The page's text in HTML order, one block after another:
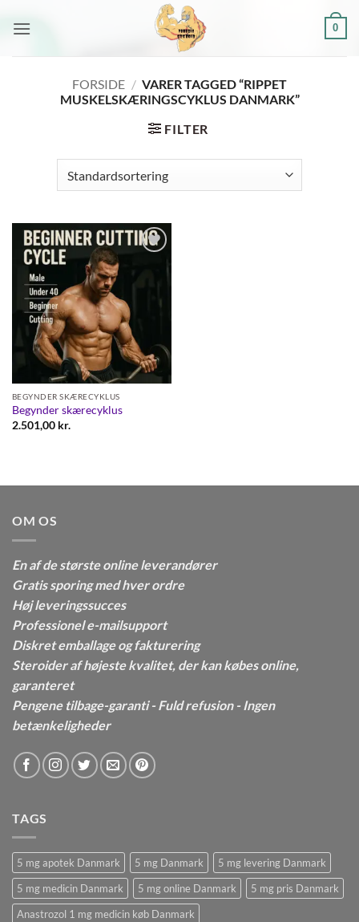
0
FORSIDE / VARER TAGGED “RIPPET
MUSKELSKÆRINGSCYKLUS DANMARK”
FILTER
BEGYNDER SKÆRECYKLUS
Begynder skærecyklus
2.501,00 kr.
OM OS
En af de største online leverandører
Gratis sporing med hver ordre
Høj leveringssucces
Professionel e-mailsupport
Diskret emballage og fakturering
Steroider af højeste kvalitet, der kan købes online,
garanteret
Pengene tilbage-garanti - Fuld refusion - Ingen
betænkeligheder
TAGS
5 mg apotek Danmark 5 mg Danmark
5 mg levering Danmark
5 mg medicin Danmark
5 mg online Danmark
5 mg pris Danmark
Anastrozol 1 mg medicin køb Danmark